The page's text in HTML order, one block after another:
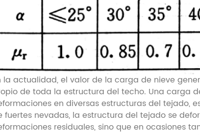
la actualidad, el valor de la carga de nieve
de toda la estructura del techo. Una carga
en diversas estructuras del tejado,
fuertes nevadas, la estructura del tejado se
residuales, sino que en ocasiones